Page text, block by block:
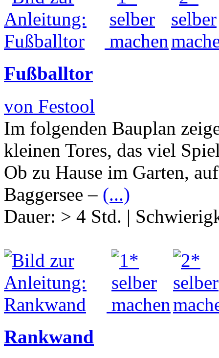
Fußballtor
von Festool
Im folgenden Bauplan
kleinen Tores, das viel
Ob zu Hause im Garten,
Baggersee – (...)
Dauer: > 4 Std. |
Rankwand